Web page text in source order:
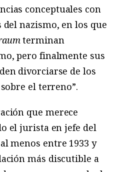
conceptuales con
nazismo, en los que
terminan
pero finalmente sus
divorciarse de los
el terreno”.
que merece
el jurista en jefe del
menos entre 1933 y
más discutible a